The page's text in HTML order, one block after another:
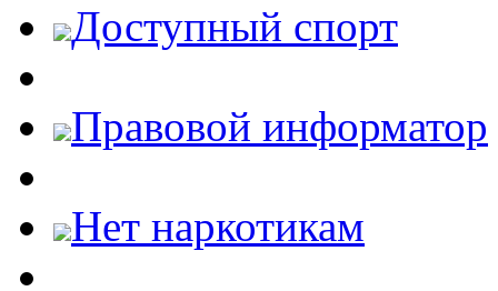
Доступный спорт
Правовой информатор
Нет наркотикам